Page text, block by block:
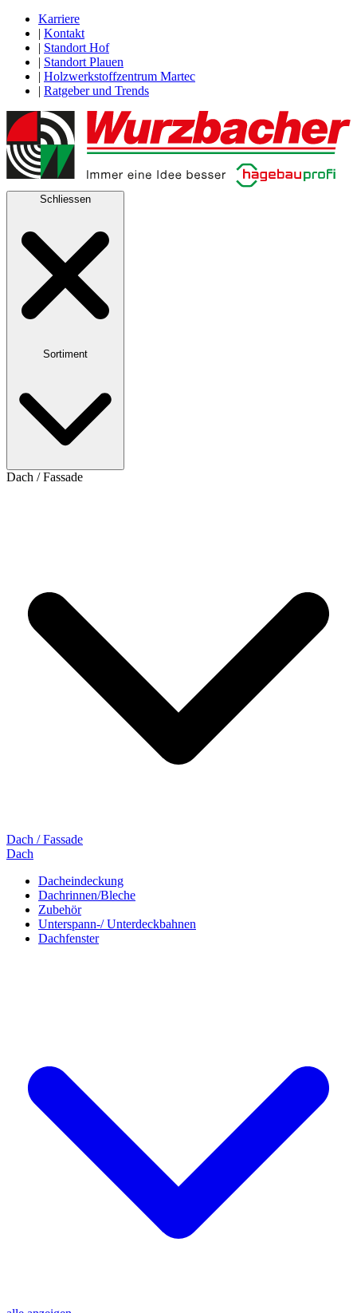
Karriere
| Kontakt
| Standort Hof
| Standort Plauen
| Holzwerkstoffzentrum Martec
| Ratgeber und Trends
Schliessen
Sortiment
Dach / Fassade
Dach / Fassade
Dach
Dacheindeckung
Dachrinnen/Bleche
Zubehör
Unterspann-/ Unterdeckbahnen
Dachfenster